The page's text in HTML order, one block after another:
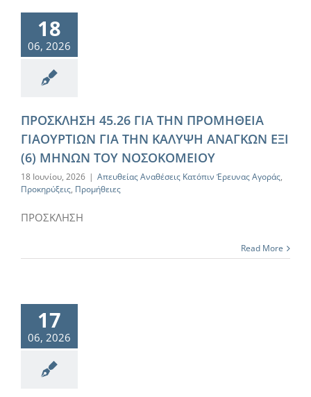
18
06, 2026
ΠΡΟΣΚΛΗΣΗ 45.26 ΓΙΑ ΤΗΝ ΠΡΟΜΗΘΕΙΑ
ΓΙΑΟΥΡΤΙΩΝ ΓΙΑ ΤΗΝ ΚΑΛΥΨΗ ΑΝΑΓΚΩΝ ΕΞΙ
(6) ΜΗΝΩΝ ΤΟΥ ΝΟΣΟΚΟΜΕΙΟΥ
18 Ιουνίου, 2026 | Απευθείας Αναθέσεις Κατόπιν Έρευνας Αγοράς,
Προκηρύξεις, Προμήθειες
ΠΡΟΣΚΛΗΣΗ
Read More
17
06, 2026